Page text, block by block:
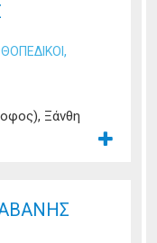
,
Ξάνθη